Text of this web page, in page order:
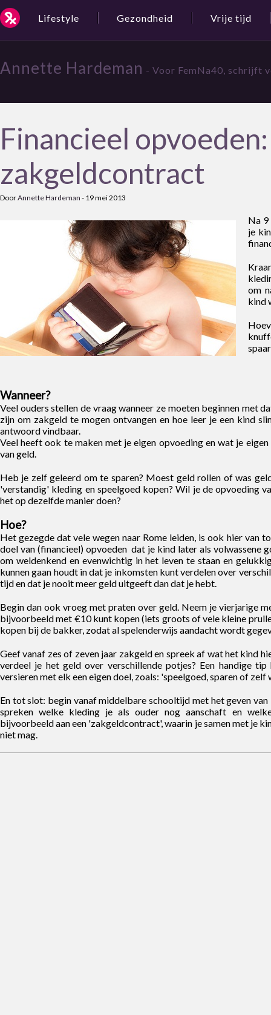
Lifestyle Gezondheid Vrije tijd
Annette Hardeman - Voor FemNa40, schrijft
Financieel opvoeden:
zakgeldcontract
DoorAnnette Hardeman - 19 mei 2013
Na 9
je
om
kind
Wanneer?
Veel ouders stellen de vraag wanneer ze moeten beginnen met
zijn om zakgeld te mogen ontvangen en hoe leer je een kind
antwoord vindbaar.
Veel heeft ook te maken met je eigen opvoeding en wat je
van geld.
Heb je zelf geleerd om te sparen? Moest geld rollen of was
'verstandig' kleding en speelgoed kopen? Wil je de opvoeding
het op dezelfde manier doen?
Hoe?
Het gezegde dat vele wegen naar Rome leiden, is ook hier van
doel van (financieel) opvoeden dat je kind later als volwassene
om weldenkend en evenwichtig in het leven te staan en
kunnen gaan houdt in dat je inkomsten kunt verdelen over
tijd en dat je nooit meer geld uitgeeft dan dat je hebt.
Begin dan ook vroeg met praten over geld. Neem je vierjarige
bijvoorbeeld met €10 kunt kopen (iets groots of vele kleine
kopen bij de bakker, zodat al spelenderwijs aandacht wordt
Geef vanaf zes of zeven jaar zakgeld en spreek af wat het kind
verdeel je het geld over verschillende potjes? Een handige
versieren met elk een eigen doel, zoals: 'speelgoed, sparen of zelf
En tot slot: begin vanaf middelbare schooltijd met het geven
spreken welke kleding je als ouder nog aanschaft en
bijvoorbeeld aan een 'zakgeldcontract', waarin je samen met je
niet mag.